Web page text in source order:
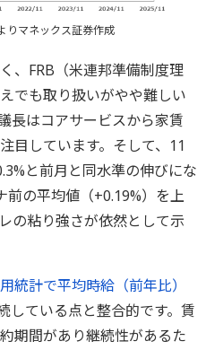
マネックス証券作成
、FRB（米連邦準備制度理
でも取り扱いがやや難しい
長はコアサービスから家賃
目しています。そして、11
と前月と同水準の伸びにな
前の平均値（+0.19%）を上
の粘り強さが依然として示
統計で平均時給（前年比）
している点と整合的です。賃
期間があり継続性があるた